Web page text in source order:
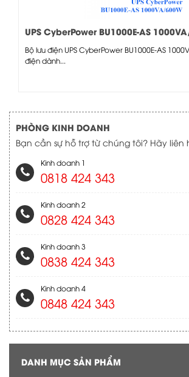
UPS CyberPower BU1000E-AS
Bộ lưu điện UPS CyberPower BU1000E-AS
điện dành...
PHÒNG KINH DOANH
Bạn cần sự hỗ trợ từ chúng tôi? Hãy liên
Kinh doanh 1
0818 424 343
Kinh doanh 2
0828 424 343
Kinh doanh 3
0838 424 343
Kinh doanh 4
0848 424 343
DANH MỤC SẢN PHẨM